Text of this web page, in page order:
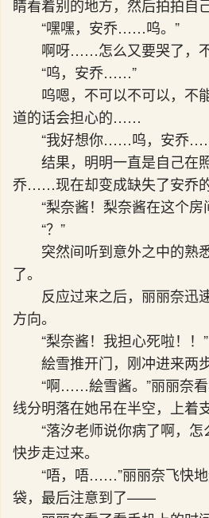
睛看着别的地方，然后拍拍自
“嘿嘿，安乔……呜。”
啊呀……怎么又要哭了，
“呜，安乔……”
呜嗯，不可以不可以，不
道的话会担心的……
“我好想你……呜，安乔
结果，明明一直是自己在
乔……现在却变成缺失了安乔
“梨奈酱！梨奈酱在这个房
“？”
突然间听到意外之中的熟
了。
反应过来之后，丽丽奈迅
方向。
“梨奈酱！我担心死啦！！”
絵雪推开门，刚冲进来两
“啊……絵雪酱。”丽丽奈
线分明落在她吊在半空，上着
“落汐老师说你病了啊，
快步走过来。
“唔，唔……”丽丽奈飞快
袋，最后注意到了——